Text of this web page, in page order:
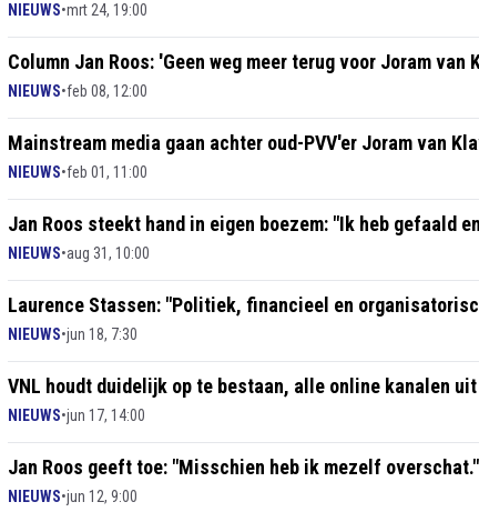
NIEUWS•mrt 24, 19:00
Column Jan Roos: 'Geen weg meer terug voor Joram
NIEUWS•feb 08, 12:00
Mainstream media gaan achter oud-PVV'er Joram van
NIEUWS•feb 01, 11:00
Jan Roos steekt hand in eigen boezem: "Ik heb gefaald
NIEUWS•aug 31, 10:00
Laurence Stassen: "Politiek, financieel en
NIEUWS•jun 18, 7:30
VNL houdt duidelijk op te bestaan, alle online kanalen
NIEUWS•jun 17, 14:00
Jan Roos geeft toe: "Misschien heb ik mezelf
NIEUWS•jun 12, 9:00